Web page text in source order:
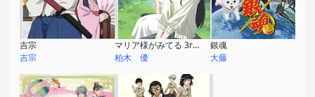
吉宗
吉宗
マリア様がみてる 3rdシーズンOVA
柏木 優
銀魂
大藤